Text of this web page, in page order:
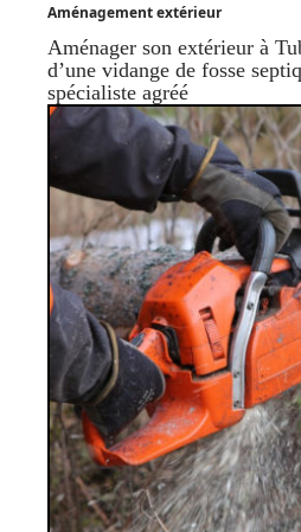
Aménagement extérieur
Aménager son extérieur à
d’une vidange de fosse
spécialiste agréé